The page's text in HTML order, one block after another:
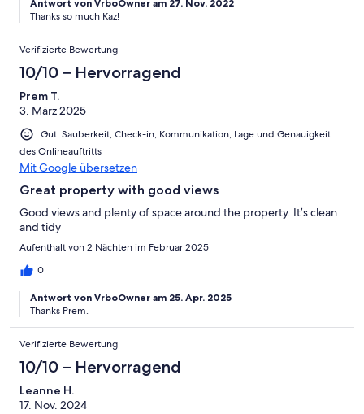
Antwort von VrboOwner am 27. Nov. 2022
Thanks so much Kaz!
Verifizierte Bewertung
10/10 – Hervorragend
Prem T.
3. März 2025
Gut: Sauberkeit, Check-in, Kommunikation, Lage und Genauigkeit
des Onlineauftritts
Mit Google übersetzen
Great property with good views
Good views and plenty of space around the property. It’s clean
and tidy
Aufenthalt von 2 Nächten im Februar 2025
0
Antwort von VrboOwner am 25. Apr. 2025
Thanks Prem.
Verifizierte Bewertung
10/10 – Hervorragend
Leanne H.
17. Nov. 2024